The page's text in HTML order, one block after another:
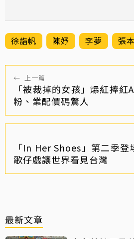
徐詣帆 陳妤 李夢 張
← 上一篇
「被裁掉的女孩」爆紅捧
粉、業配價碼驚人
「In Her Shoes」第二季
歌仔戲讓世界看見台灣
最新文章